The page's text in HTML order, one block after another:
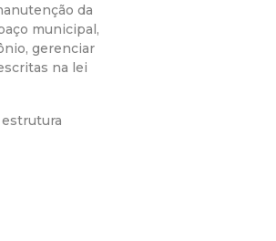
da
municipal,
gerenciar
na lei